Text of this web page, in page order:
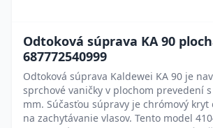
Odtoková súprava KA 90
687772540999
Odtoková súprava Kaldewei KA 90 je
sprchové vaničky v plochom prevedení
mm. Súčasťou súpravy je chrómový
na zachytávanie vlasov. Tento model